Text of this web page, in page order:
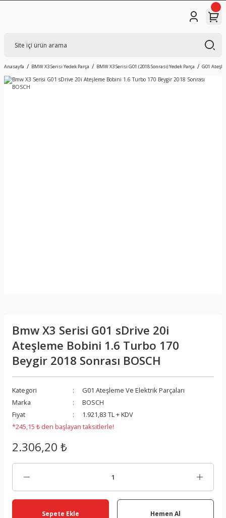
Anasayfa BMW X3 Serisi Yedek Parça BMW X3 Serisi G01 (2018 Sonrası) Yedek Parça G01
Bmw X3 Serisi G01 sDrive 20i
Ateşleme Bobini 1.6 Turbo 170
Beygir 2018 Sonrası BOSCH
Kategori
G01 Ateşleme Ve Elektrik Parçaları
Marka
BOSCH
Fiyat
1.921,83 TL + KDV
*245,15 ₺ den başlayan taksitlerle!
2.306,20 ₺
Sepete Ekle Hemen Al